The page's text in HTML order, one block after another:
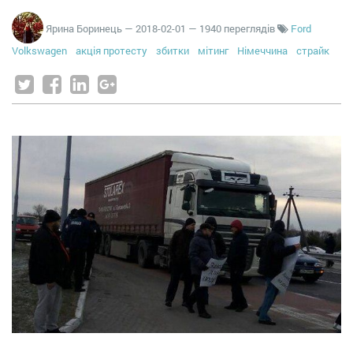
Ярина Боринець — 2018-02-01 — 1940 переглядів
Ford
Volkswagen
акція протесту збитки мітинг Німеччина страйк